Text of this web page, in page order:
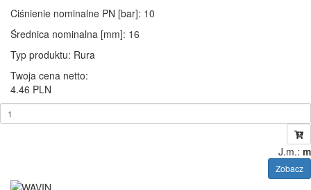
Ciśnienie nominalne PN [bar]: 10
Średnica nominalna [mm]: 16
Typ produktu: Rura
Twoja cena netto:
4.46 PLN
J.m.: m
Zobacz